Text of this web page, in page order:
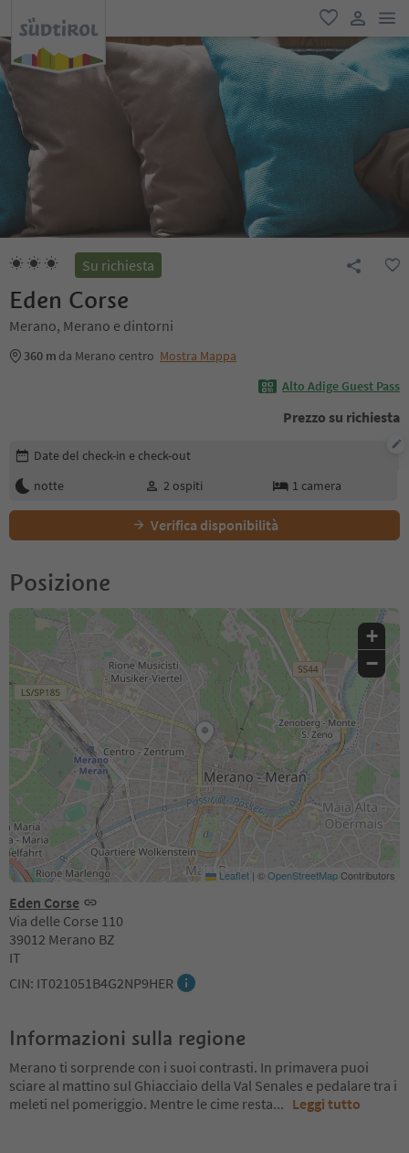
favoriti
user link
Su richiesta
Eden Corse
Merano, Merano e dintorni
360 m da Merano centro Mostra Mappa
Alto Adige Guest Pass
Prezzo su richiesta
Modifica i dettagli della prenotazione
Date del check-in e check-out
notte
2 ospiti 1 camera
Verifica disponibilità
Posizione
Eden Corse
Via delle Corse 110
39012 Merano BZ
IT
CIN: IT021051B4G2NP9HER
+
−
Leaflet | ©OpenStreetMapContributors
Informazioni sulla regione
Merano ti sorprende con i suoi contrasti. In primavera puoi
sciare al mattino sul Ghiacciaio della Val Senales e pedalare tra i
meleti nel pomeriggio. Mentre le cime resta... Leggi tutto